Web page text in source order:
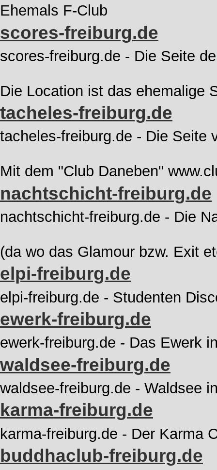
Ehemals F-Club
scores-freiburg.de
scores-freiburg.de - Die Seite
Die Location ist das ehemalige
tacheles-freiburg.de
tacheles-freiburg.de - Die Seite
Mit dem "Club Daneben"
nachtschicht-freiburg.de
nachtschicht-freiburg.de - Die
(da wo das Glamour bzw. Exit
elpi-freiburg.de
elpi-freiburg.de - Studenten
ewerk-freiburg.de
ewerk-freiburg.de - Das Ewerk
waldsee-freiburg.de
waldsee-freiburg.de - Waldsee
karma-freiburg.de
karma-freiburg.de - Der Karma
buddhaclub-freiburg.de